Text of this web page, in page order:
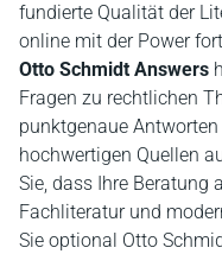
fundierte Qualität der
online mit der Power
Otto Schmidt Answers
Fragen zu rechtlichen
punktgenaue
hochwertigen Quellen
Sie, dass Ihre
Fachliteratur und
Sie optional Otto